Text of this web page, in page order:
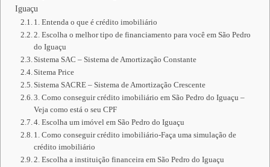
Iguaçu
1. Entenda o que é crédito imobiliário
2. Escolha o melhor tipo de financiamento para você em São Pedro
do Iguaçu
Sistema SAC – Sistema de Amortização Constante
Sitema Price
Sistema SACRE – Sistema de Amortização Crescente
3. Como conseguir crédito imobiliário em São Pedro do Iguaçu –
Veja como está o seu CPF
4. Escolha um imóvel em São Pedro do Iguaçu
1. Como conseguir crédito imobiliário-Faça uma simulação de
crédito imobiliário
2. Escolha a instituição financeira em São Pedro do Iguaçu